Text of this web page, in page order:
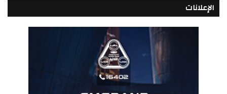
الإعلانات